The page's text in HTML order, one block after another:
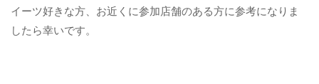
イーツ好きな方、お近くに参加店舗のある方に参考になりま
したら幸いです。